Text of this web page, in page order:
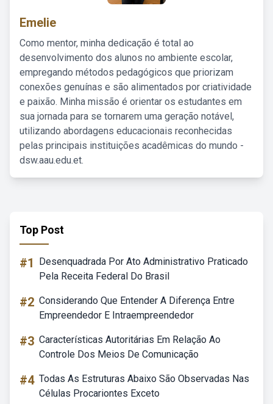
Emelie
Como mentor, minha dedicação é total ao
desenvolvimento dos alunos no ambiente escolar,
empregando métodos pedagógicos que priorizam
conexões genuínas e são alimentados por criatividade
e paixão. Minha missão é orientar os estudantes em
sua jornada para se tornarem uma geração notável,
utilizando abordagens educacionais reconhecidas
pelas principais instituições acadêmicas do mundo -
dsw.aau.edu.et.
Top Post
#1
Desenquadrada Por Ato Administrativo Praticado
Pela Receita Federal Do Brasil
#2 Considerando Que Entender A Diferença Entre
Empreendedor E Intraempreendedor
#3 Características Autoritárias Em Relação Ao
Controle Dos Meios De Comunicação
#4 Todas As Estruturas Abaixo São Observadas Nas
Células Procariontes Exceto